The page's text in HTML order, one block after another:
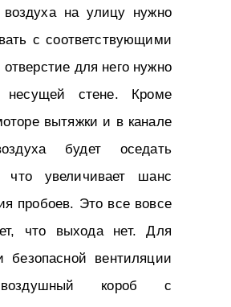
на улицу нужно
с соответствующими
для него нужно
стене. Кроме
вытяжки и в канале
будет оседать
что увеличивает шанс
пробоев. Это все вовсе
что выхода нет. Для
безопасной вентиляции
короб с